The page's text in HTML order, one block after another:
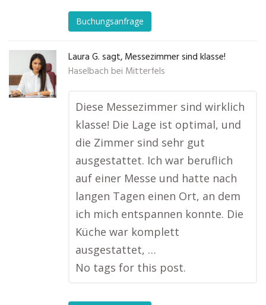
Buchungsanfrage
Laura G. sagt, Messezimmer sind klasse!
Haselbach bei Mitterfels
Diese Messezimmer sind wirklich
klasse! Die Lage ist optimal, und
die Zimmer sind sehr gut
ausgestattet. Ich war beruflich
auf einer Messe und hatte nach
langen Tagen einen Ort, an dem
ich mich entspannen konnte. Die
Küche war komplett
ausgestattet, …
No tags for this post.